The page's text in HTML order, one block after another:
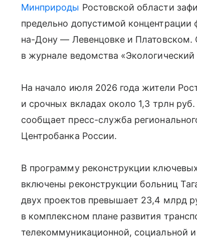
Минприроды Ростовской области
предельно допустимой
на-Дону — Левенцовке и
в журнале ведомства
На начало июля 2026 года жители
и срочных вкладах около 1,3 трлн
сообщает пресс-служба
Центробанка России.
В программу реконструкции
включены реконструкции больниц
двух проектов превышает 23,4 млрд
в комплексном плане развития
телекоммуникационной, социальной